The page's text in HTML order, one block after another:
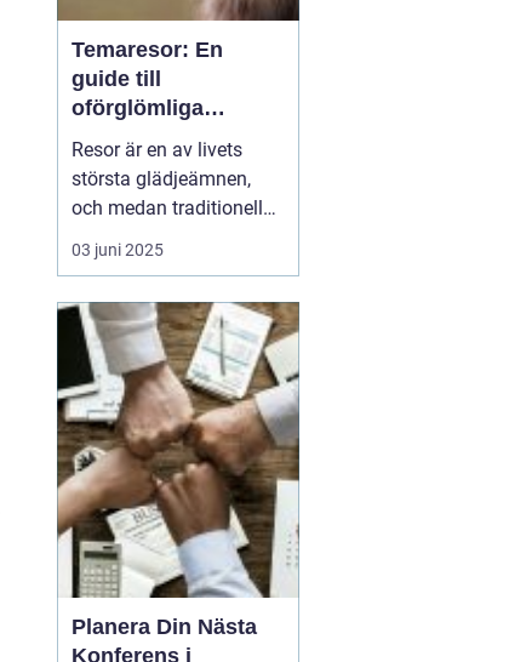
Temaresor: En
guide till
oförglömliga
upplevelser
Resor är en av livets
största glädjeämnen,
och medan traditionella
resor kan bjuda på
avkoppling och vila,
temaresor en unik
möjlighet att fördjupa
sig i specifika intressen
eller aktiviteter. De...
03 juni 2025
Planera Din Nästa
Konferens i